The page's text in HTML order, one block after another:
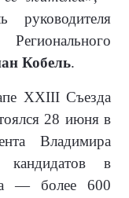
руководителя
Кобель.
XXIII Съезда
28 июня в
Владимира
кандидатов в
— более 600